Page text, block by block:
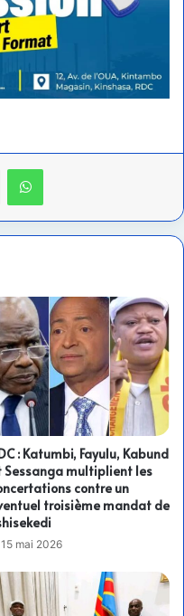
WhatsApp
: Katumbi, Fayulu, Kabund
Sessanga multiplient les
contre un
troisième mandat de
15 mai 2026